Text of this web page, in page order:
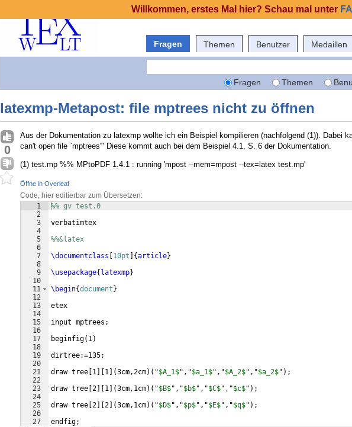
Fragen Themen Benutzer Medaillen
Fragen Themen
latexmp-Metapost: file mptrees nicht zu öffnen
0
Aus der Dokumentation zu latexmp wollte ich ein Beispiel kompilieren (nachfolgend (1)). Dabei
can't open file `mptrees'" Diese kommt auch bei dem Beispiel 4.1, S. 6 der Dokumentation.
(1) test.mp %% MPtoPDF 1.4.1 : running 'mpost --mem=mpost --tex=latex test.mp'
Öffne in Overleaf
Code, hier editierbar zum Übersetzen:
1
2
3
4
5
6
7
8
9
10
11
12
13
14
15
16
17
18
19
20
21
22
23
24
25
26
27
%% gv test.0
verbatimtex
%%&latex
\documentclass
10pt {article}
\usepackage{ latexmp}
\begin{document }
etex
input mptrees;
beginfig( 1)
dirtree:=135;
draw tree 1 1 (3cm,2cm) ( "$A_1$","$a_1$","$A_2$","$a_2$" ) ;
draw tree 2 1 (3cm,1cm) ( "$B$","$b$","$C$","$c$" ) ;
draw tree 2 2 (3cm,1cm) ( "$D$","$p$","$E$","$q$" ) ;
endfig;
Willkommen, erstes Mal hier? Schau mal unter